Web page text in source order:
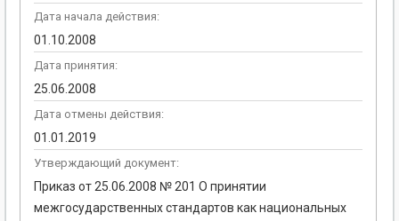
Дата начала действия:
01.10.2008
Дата принятия:
25.06.2008
Дата отмены действия:
01.01.2019
Утверждающий документ:
Приказ от 25.06.2008 № 201 О принятии
межгосударственных стандартов как национальных